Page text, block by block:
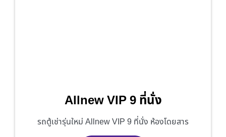
Allnew VIP 9 ที่นั่ง
รถตู้เช่ารุ่นใหม่ Allnew VIP 9 ที่นั่ง ห้องโดยสาร